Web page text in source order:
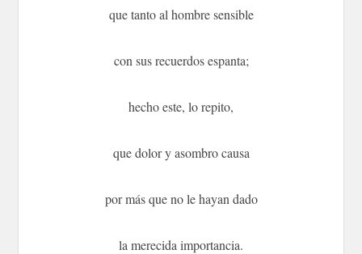
que tanto al hombre sensible
con sus recuerdos espanta;
hecho este, lo repito,
que dolor y asombro causa
por más que no le hayan dado
la merecida importancia.